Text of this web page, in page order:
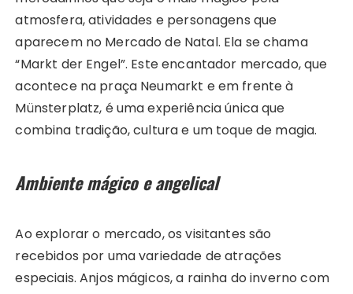
atmosfera, atividades e personagens que
aparecem no Mercado de Natal. Ela se chama
“Markt der Engel”. Este encantador mercado, que
acontece na praça Neumarkt e em frente à
Münsterplatz, é uma experiência única que
combina tradição, cultura e um toque de magia.
Ambiente mágico e angelical
Ao explorar o mercado, os visitantes são
recebidos por uma variedade de atrações
especiais. Anjos mágicos, a rainha do inverno com